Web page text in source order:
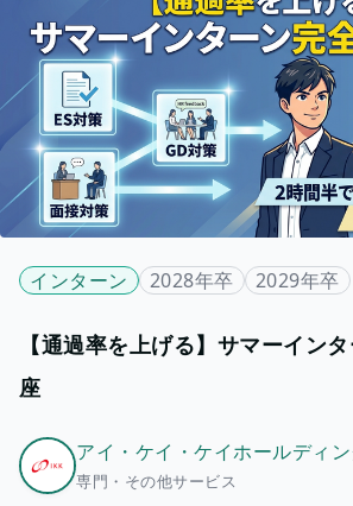
インターン 2028年卒 2029年卒
【通過率を上げる】サマーイン
座
アイ・ケイ・ケイホールディ
専門・その他サービス